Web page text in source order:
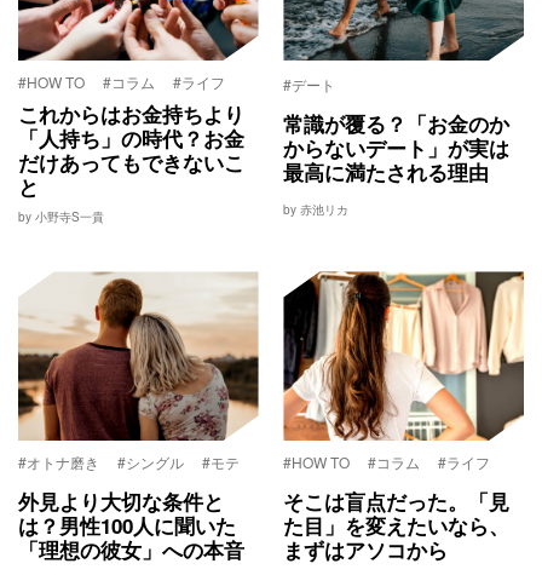
#HOW TO #コラム #ライフ
これからはお金持ちより
「人持ち」の時代？お金
だけあってもできないこ
と
by 小野寺S一貴
#デート
常識が覆る？「お金のか
からないデート」が実は
最高に満たされる理由
by 赤池リカ
#オトナ磨き #シングル #モテ
外見より大切な条件と
は？男性100人に聞いた
「理想の彼女」への本音
#HOW TO #コラム #ライフ
そこは盲点だった。「見
た目」を変えたいなら、
まずはアソコから